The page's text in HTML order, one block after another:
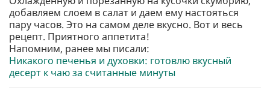
добавляем слоем в салат и даем ему настояться
пару часов. Это на самом деле вкусно. Вот и весь
рецепт. Приятного аппетита!
Напомним, ранее мы писали:
Никакого печенья и духовки: готовлю вкусный
десерт к чаю за считанные минуты